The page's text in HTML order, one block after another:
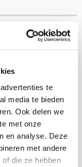
te
media te bieden
Ook delen we
met onze
en analyse. Deze
met andere
die ze hebben
Ajacieden